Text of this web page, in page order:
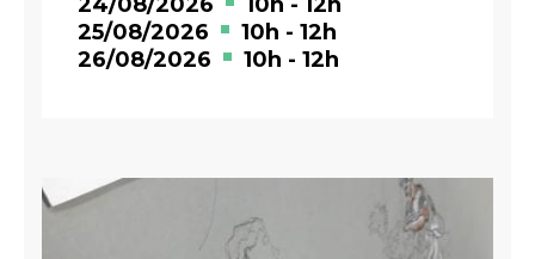
25/08/2026
10h - 12h
26/08/2026
10h - 12h